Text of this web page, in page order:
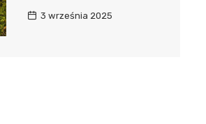
3 września 2025